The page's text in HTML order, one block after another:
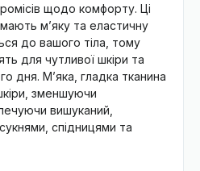
щодо комфорту. Ці
мають м’яку та еластичну
до вашого тіла, тому
для чутливої шкіри та
дня. М’яка, гладка тканина
зменшуючи
вишуканий,
спідницями та